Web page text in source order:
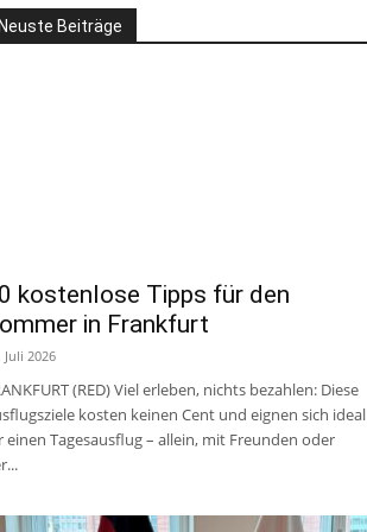
Neuste Beiträge
kostenlose Tipps für den
in Frankfurt
Juli 2026
(RED) Viel erleben, nichts bezahlen: Diese
kosten keinen Cent und eignen sich ideal
einen Tagesausflug – allein, mit Freunden oder